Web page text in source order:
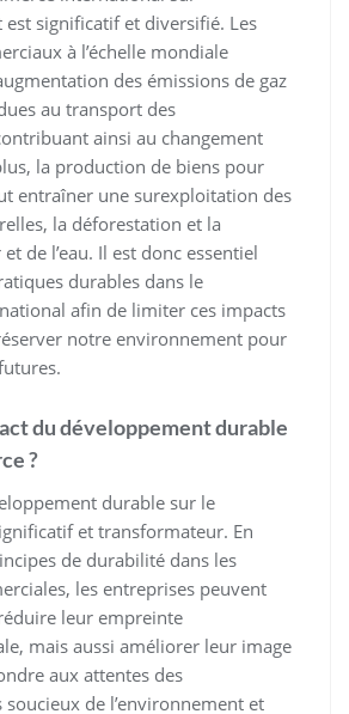
est significatif et diversifié. Les
à l’échelle mondiale
des émissions de gaz
au transport des
ainsi au changement
la production de biens pour
entraîner une surexploitation des
la déforestation et la
de l’eau. Il est donc essentiel
durables dans le
afin de limiter ces impacts
notre environnement pour
du développement durable
?
durable sur le
et transformateur. En
de durabilité dans les
les entreprises peuvent
leur empreinte
mais aussi améliorer leur image
aux attentes des
de l’environnement et